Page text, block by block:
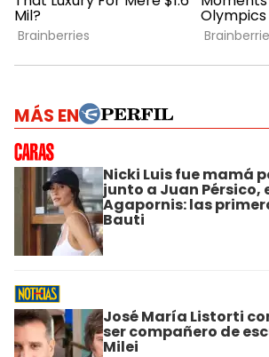
MÁS EN
Nicki Luis fue mamá
junto a Juan Pérsico,
Agapornis: las
Bauti
José María Listorti
ser compañero de
Milei